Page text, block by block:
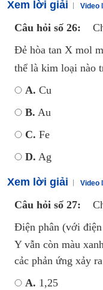
Xem lời giải Video
Câu hỏi số 26:
Đẻ hòa tan X mol
thể là kim loại nào
A. Cu
B. Au
C. Fe
D. Ag
Xem lời giải Video
Câu hỏi số 27:
Điện phân (với
Y vẫn còn màu
cảc phản ứng xảy
A. 1,25